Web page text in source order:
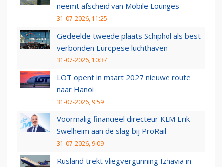
neemt afscheid van Mobile Lounges
31-07-2026, 11:25
Gedeelde tweede plaats Schiphol als best
verbonden Europese luchthaven
31-07-2026, 10:37
LOT opent in maart 2027 nieuwe route
naar Hanoi
31-07-2026, 9:59
Voormalig financieel directeur KLM Erik
Swelheim aan de slag bij ProRail
31-07-2026, 9:09
Rusland trekt vliegvergunning Izhavia in